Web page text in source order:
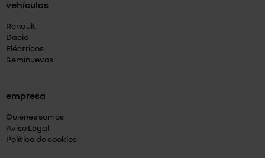
vehículos
Renault
Dacia
Eléctricos
Seminuevos
empresa
Quiénes somos
Aviso Legal
Política de cookies